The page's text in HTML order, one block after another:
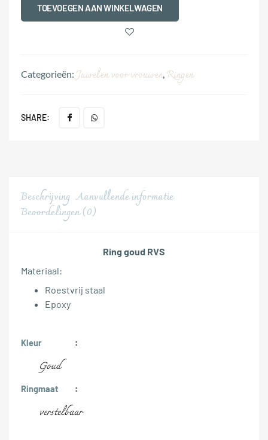
TOEVOEGEN AAN WINKELWAGEN
Categorieën: Juwelen voor vrouwen, Ringen
SHARE:
Beschrijving Aanvullende informatie
Beoordelingen (0)
Ring goud RVS
Materiaal:
Roestvrij staal
Epoxy
Kleur
Goud
Ringmaat
verstelbaar